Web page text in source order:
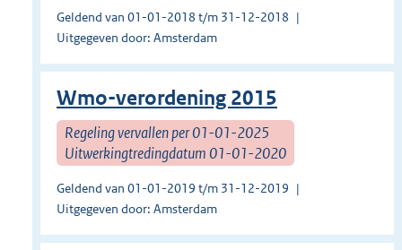
Geldend van 01-01-2018 t/m 31-12-2018
Uitgegeven door: Amsterdam
Wmo-verordening 2015
Regeling vervallen per 01-01-2025
Uitwerkingtredingdatum 01-01-2020
Geldend van 01-01-2019 t/m 31-12-2019
Uitgegeven door: Amsterdam